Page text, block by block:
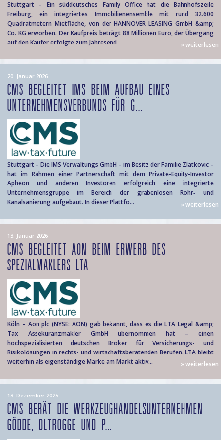
Stuttgart – Ein süddeutsches Family Office hat die Bahnhofszeile
Freiburg, ein integriertes Immobilienensemble mit rund 32.600
Quadratmetern Mietfläche, von der HANNOVER LEASING GmbH &amp;
Co. KG erworben. Der Kaufpreis beträgt 88 Millionen Euro, der Übergang
auf den Käufer erfolgte zum Jahresend...
» weiterlesen
20. Januar 2026
CMS BEGLEITET IMS BEIM AUFBAU EINES
UNTERNEHMENSVERBUNDS FÜR G...
Stuttgart – Die IMS Verwaltungs GmbH – im Besitz der Familie Zlatkovic –
hat im Rahmen einer Partnerschaft mit dem Private-Equity-Investor
Apheon und anderen Investoren erfolgreich eine integrierte
Unternehmensgruppe im Bereich der grabenlosen Rohr‑ und
Kanalsanierung aufgebaut. In dieser Plattfo...
» weiterlesen
13. Januar 2026
CMS BEGLEITET AON BEIM ERWERB DES
SPEZIALMAKLERS LTA
Köln – Aon plc (NYSE: AON) gab bekannt, dass es die LTA Legal &amp;
Tax Assekuranzmakler GmbH übernommen hat – einen
hochspezialisierten deutschen Broker für Versicherungs- und
Risikolösungen in rechts- und wirtschaftsberatenden Berufen. LTA bleibt
weiterhin als eigenständige Marke am Markt aktiv...
» weiterlesen
13. Dezember 2025
CMS BERÄT DIE WERKZEUGHANDELSUNTERNEHMEN
GÖDDE, OLTROGGE UND P...